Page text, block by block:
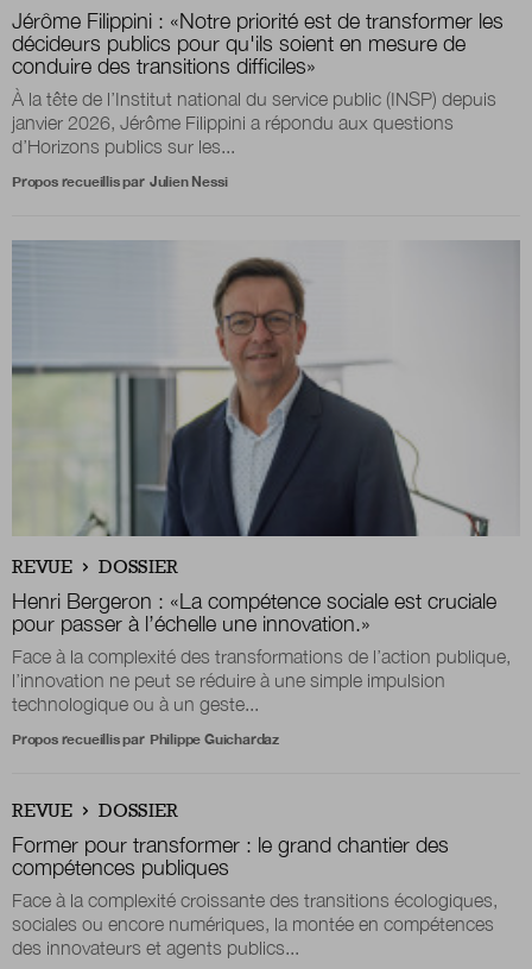
Jérôme Filippini : «Notre priorité est de transformer les
décideurs publics pour qu'ils soient en mesure de
conduire des transitions difficiles»
À la tête de l’Institut national du service public (INSP) depuis
janvier 2026, Jérôme Filippini a répondu aux questions
d’Horizons publics sur les...
Propos recueillis par Julien Nessi
REVUE DOSSIER
Henri Bergeron : «La compétence sociale est cruciale
pour passer à l’échelle une innovation.»
Face à la complexité des transformations de l’action publique,
l’innovation ne peut se réduire à une simple impulsion
technologique ou à un geste...
Propos recueillis par Philippe Guichardaz
REVUE DOSSIER
Former pour transformer : le grand chantier des
compétences publiques
Face à la complexité croissante des transitions écologiques,
sociales ou encore numériques, la montée en compétences
des innovateurs et agents publics...